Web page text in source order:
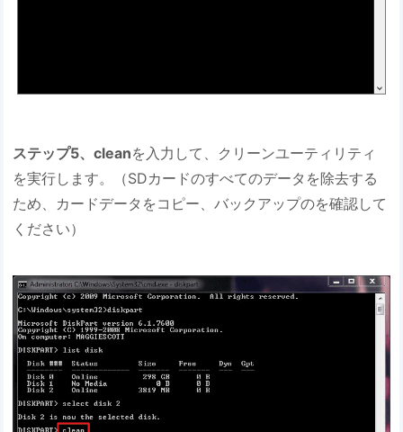
ステップ5、cleanを入力して、クリーンユーティリティ
を実行します。（SDカードのすべてのデータを除去する
ため、カードデータをコピー、バックアップのを確認して
ください）